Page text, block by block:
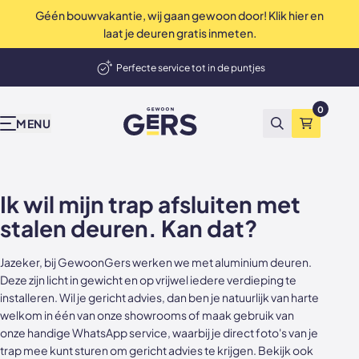
Géén bouwvakantie, wij gaan gewoon door! Klik hier en
laat je deuren gratis inmeten.
Uitstekend 4.9 / 5
op Trustpilot
Perfecte service tot in de puntjes
Deuren, wanden en akoestische panelen
MENU
GewoonGers
Zoeken
0
Onze producten
Taatsdeuren
Schuifdeuren
Deur- wand combinaties
Wanden
Inspiratie & advies
Advies video's
Stalen deuren
Stalen opdekdeuren
Stalen taatsdeuren
Bekend van tv
Wij zijn Gers
Waarom GewoonGers
Wij zijn GewoonGers
Team
Vacatures
Afspraak aan huis
Offerte aanvragen
Showrooms
Showrooms
Showroom & fabriek Vlaardingen
Ik wil mijn trap afsluiten met
stalen deuren. Kan dat?
Jazeker, bij GewoonGers werken we met aluminium deuren.
Deze zijn licht in gewicht en op vrijwel iedere verdieping te
installeren. Wil je gericht advies, dan ben je natuurlijk van harte
welkom in één van onzeshowroomsof maak gebruik van
onze handigeWhatsAppservice, waarbij je direct foto's van je
trap mee kunt sturen om gericht advies te krijgen. Bekijk ook